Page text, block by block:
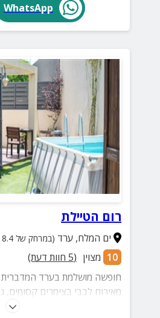
WhatsApp
רום הטיילת
ים המלח,ערד (במרחק של 18.4 ק"מ)
10 מצוין (
5 חוות דעת)
חופשה מושלמת בערד המדברית
מאירוח לבבי בצימרים קסומים,
עם בריכה מרעננת. הכניסה